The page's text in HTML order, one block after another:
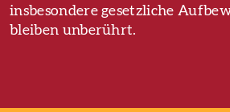
insbesondere gesetzliche
bleiben unberührt.